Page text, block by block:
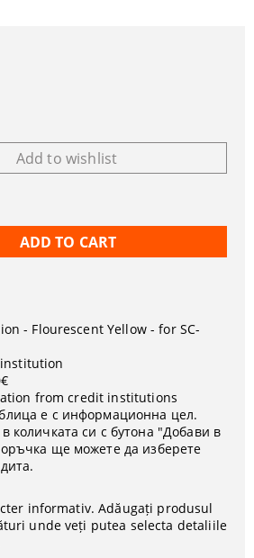
Add to wishlist
- Flourescent Yellow - for SC-
from credit institutions
е с информационна цел.
количката си с бутона "Добави в
ще можете да изберете
informativ. Adăugați produsul
unde veți putea selecta detaliile